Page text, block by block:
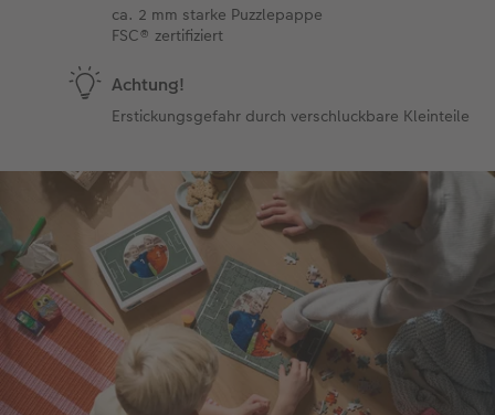
ca. 2 mm starke Puzzlepappe
FSC® zertifiziert
Achtung!
Erstickungsgefahr durch verschluckbare Kleinteile